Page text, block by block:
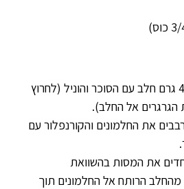
מרתיחים את ה-400 גרם חלב עם הסוכר והוניל (לחרוץ
הגרגרים אל החלב).
את החלמונים והקורנפלור עם
את המסות בהשוואת
הרותח אל החלמונים תוך